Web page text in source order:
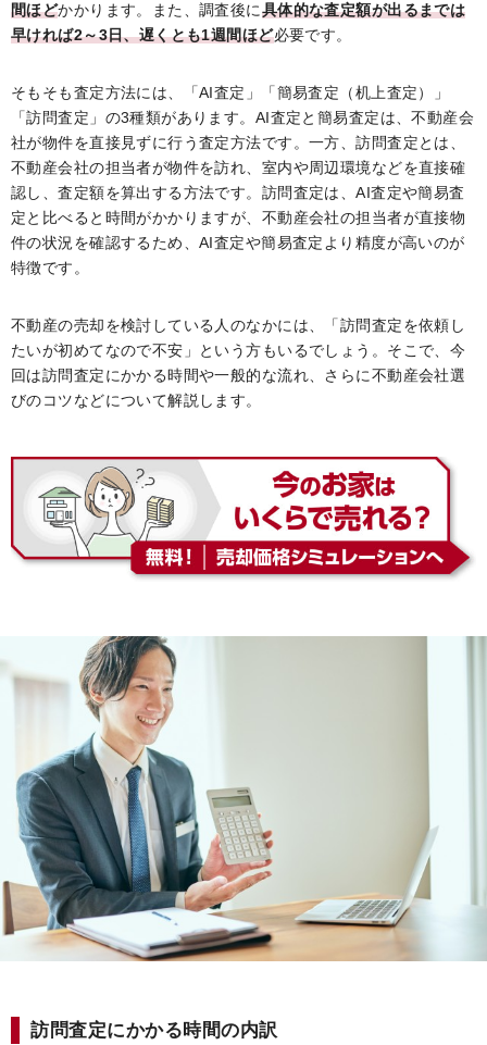
間ほどかかります。また、調査後に具体的な査定額が出るまでは
早ければ2～3日、遅くとも1週間ほど必要です。
そもそも査定方法には、「AI査定」「簡易査定（机上査定）」
「訪問査定」の3種類があります。AI査定と簡易査定は、不動産会
社が物件を直接見ずに行う査定方法です。一方、訪問査定とは、
不動産会社の担当者が物件を訪れ、室内や周辺環境などを直接確
認し、査定額を算出する方法です。訪問査定は、AI査定や簡易査
定と比べると時間がかかりますが、不動産会社の担当者が直接物
件の状況を確認するため、AI査定や簡易査定より精度が高いのが
特徴です。
不動産の売却を検討している人のなかには、「訪問査定を依頼し
たいが初めてなので不安」という方もいるでしょう。そこで、今
回は訪問査定にかかる時間や一般的な流れ、さらに不動産会社選
びのコツなどについて解説します。
訪問査定にかかる時間の内訳